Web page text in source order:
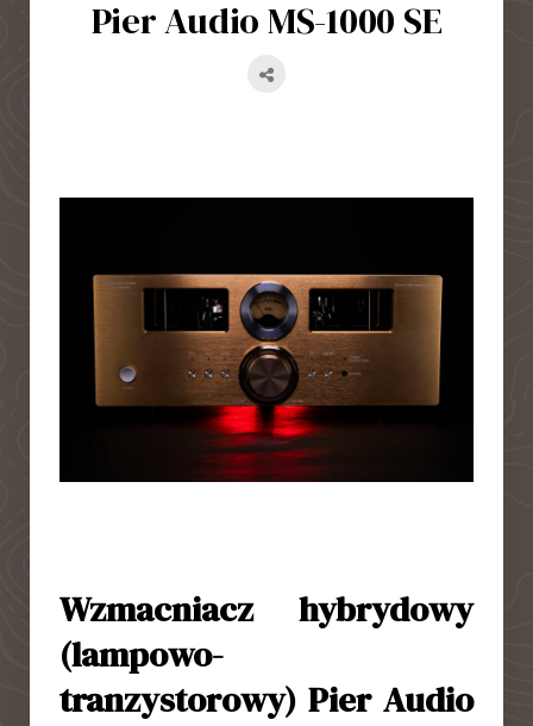
Pier Audio MS-1000 SE
Wzmacniacz hybrydowy
(lampowo-
tranzystorowy) Pier Audio